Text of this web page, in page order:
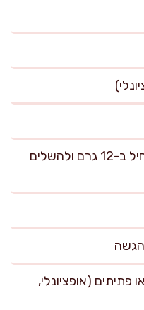
16–18 גרם מלח דק (להתחיל ב-12 גרם ולהשלים
או פתיתים (אופציונלי,